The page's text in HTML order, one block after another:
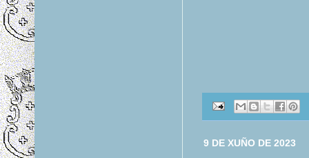
9 DE XUÑO DE 2023